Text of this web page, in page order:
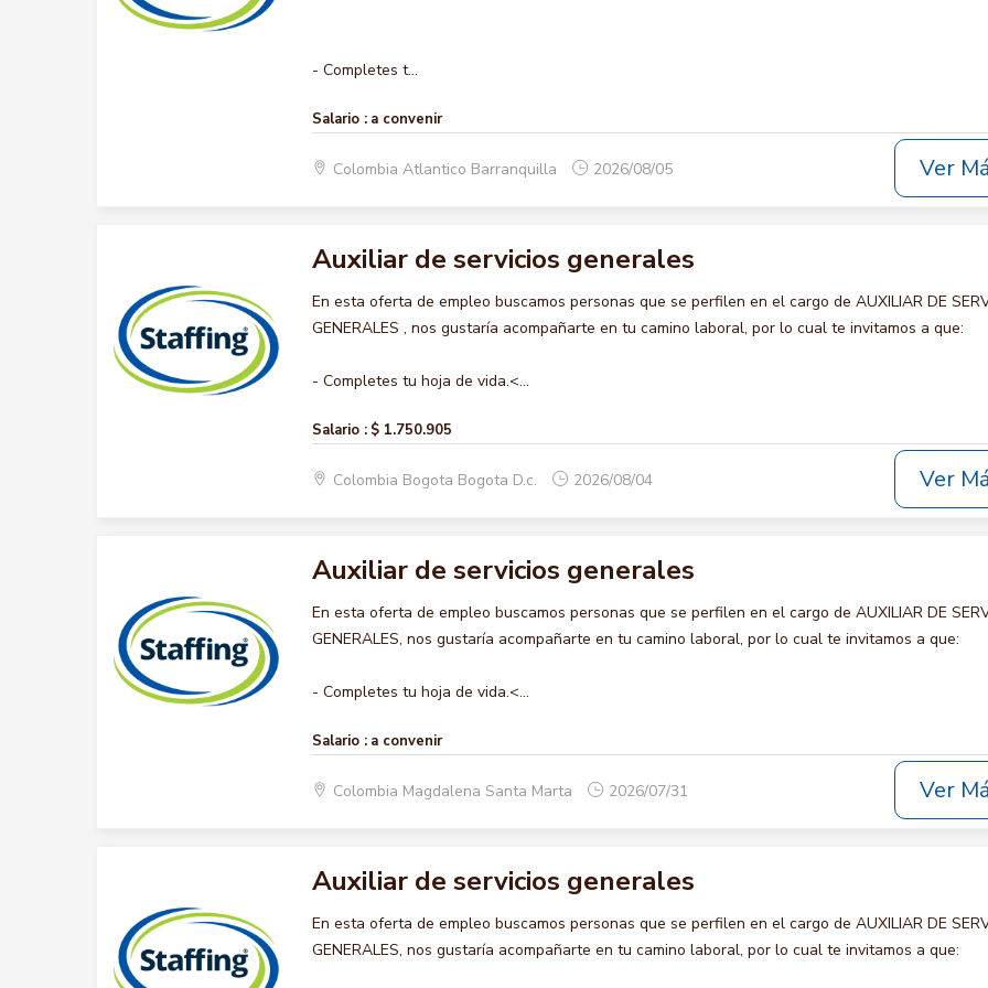
- Completes t...
Salario : a convenir
Colombia Atlantico Barranquilla 2026/08/05 Ver
Auxiliar de servicios generales
En esta oferta de empleo buscamos personas que se perfilen en el cargo de AUXILIAR DE
GENERALES , nos gustaría acompañarte en tu camino laboral, por lo cual te invitamos a que:
- Completes tu hoja de vida.<...
Salario : $ 1.750.905
Colombia Bogota Bogota D.c. 2026/08/04 Ver
Auxiliar de servicios generales
En esta oferta de empleo buscamos personas que se perfilen en el cargo de AUXILIAR DE
GENERALES, nos gustaría acompañarte en tu camino laboral, por lo cual te invitamos a que:
- Completes tu hoja de vida.<...
Salario : a convenir
Colombia Magdalena Santa Marta 2026/07/31 Ver
Auxiliar de servicios generales
En esta oferta de empleo buscamos personas que se perfilen en el cargo de AUXILIAR DE
GENERALES, nos gustaría acompañarte en tu camino laboral, por lo cual te invitamos a que: